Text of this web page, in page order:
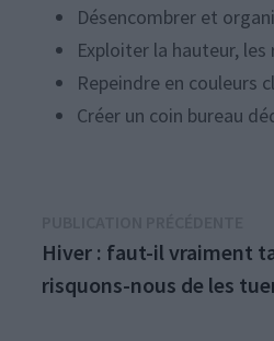
Désencombrer et
Exploiter la hauteur,
Repeindre en couleurs
Créer un coin bureau
de
l’article
Hiver : faut-il vraiment
risquons-nous de les